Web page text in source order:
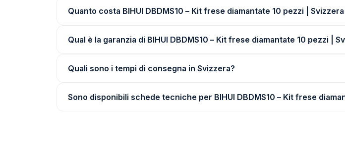
Quanto costa BIHUI DBDMS10 – Kit frese diamantate 10 pezzi |
Qual è la garanzia di BIHUI DBDMS10 – Kit frese diamantate 10 pezzi |
Quali sono i tempi di consegna in Svizzera?
Sono disponibili schede tecniche per BIHUI DBDMS10 – Kit frese